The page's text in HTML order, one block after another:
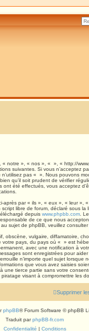
notre », « nos », « », « http://
suivantes. Si vous n’acceptez
pas « ». Nous pouvons
qu’il soit prudent de vérifier
été effectués, vous acceptez
après par « ils », « eux », « leur »,
libre de forum, déclaré sous la
depuis www.phpbb.com .
de ce que nous
sujet de phpBB, veuillez
obscène, vulgaire, diffamatoire,
pays, du pays où « » est
avec une notification à
sont enregistrées pour
n’importe quel sujet lorsque
que vous avez saisies
une tierce partie sans votre
visant à compromettre les
Supprimer
phpBB® Forum Software © phpBB
Traduit parphpBB-fr.com
Confidentialité | Conditions